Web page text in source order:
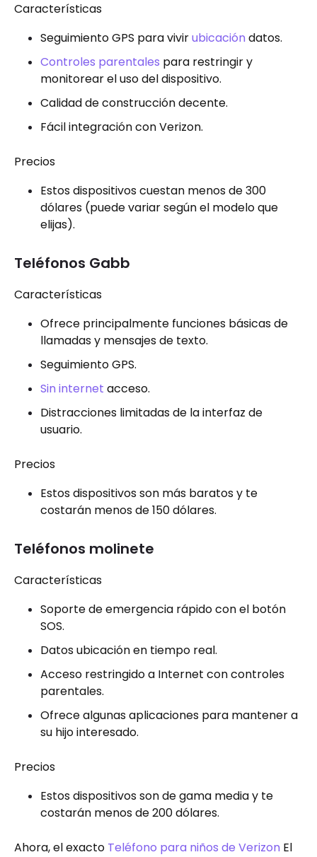
Características
Seguimiento GPS para vivirubicación datos.
Controles parentales para restringir y
monitorear el uso del dispositivo.
Calidad de construcción decente.
Fácil integración con Verizon.
Precios
Estos dispositivos cuestan menos de 300
dólares (puede variar según el modelo que
elijas).
Teléfonos Gabb
Características
Ofrece principalmente funciones básicas de
llamadas y mensajes de texto.
Seguimiento GPS.
Sin internet acceso.
Distracciones limitadas de la interfaz de
usuario.
Precios
Estos dispositivos son más baratos y te
costarán menos de 150 dólares.
Teléfonos molinete
Características
Soporte de emergencia rápido con el botón
SOS.
Datos ubicación en tiempo real.
Acceso restringido a Internet con controles
parentales.
Ofrece algunas aplicaciones para mantener a
su hijo interesado.
Precios
Estos dispositivos son de gama media y te
costarán menos de 200 dólares.
Ahora, el exacto Teléfono para niños de Verizon El